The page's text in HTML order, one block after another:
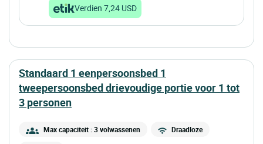
Verdien 7,24 USD
standaard 1 eenpersoonsbed 1
tweepersoonsbed drievoudige portie voor 1 tot
3 personen
Max capaciteit : 3 volwassenen Draadloze